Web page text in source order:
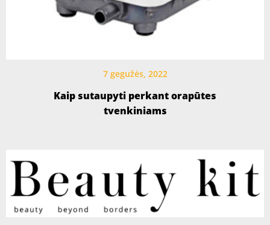
7 gegužės, 2022
Kaip sutaupyti perkant orapūtes
tvenkiniams